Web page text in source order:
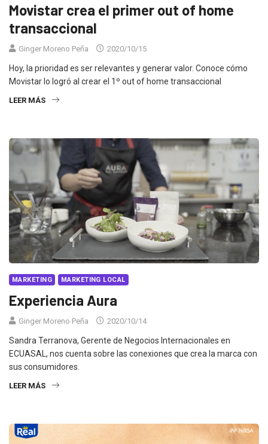
Movistar crea el primer out of home
transaccional
Ginger Moreno Peña 2020/10/15
Hoy, la prioridad es ser relevantes y generar valor. Conoce cómo
Movistar lo logró al crear el 1º out of home transaccional
LEER MÁS
MARKETING MARKETING LOCAL
Experiencia Aura
Ginger Moreno Peña 2020/10/14
Sandra Terranova, Gerente de Negocios Internacionales en
ECUASAL, nos cuenta sobre las conexiones que crea la marca con
sus consumidores.
LEER MÁS